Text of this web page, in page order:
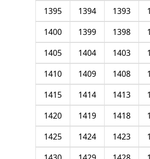
1393
1394
1395
1398
1399
1400
1403
1404
1405
1408
1409
1410
1413
1414
1415
1418
1419
1420
1423
1424
1425